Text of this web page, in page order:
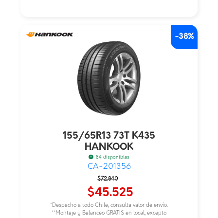
155/65R13 73T K435
HANKOOK
84 disponibles
CA-201356
$72.840
original
$45.525
actual
*Despacho a todo Chile, consulta valor de envío.
**Montaje y Balanceo GRATIS en local, excepto
-38%